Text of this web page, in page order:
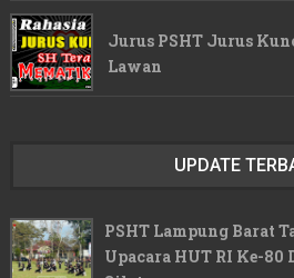
Jurus PSHT Jurus
Lawan
UPDATE
PSHT Lampung Barat
Upacara HUT RI Ke-